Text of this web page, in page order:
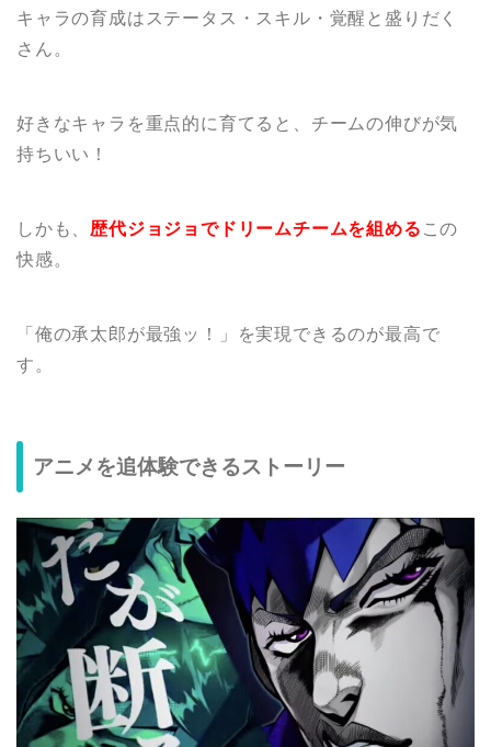
キャラの育成はステータス・スキル・覚醒と盛りだく
さん。
好きなキャラを重点的に育てると、チームの伸びが気
持ちいい！
しかも、歴代ジョジョでドリームチームを組める この
快感。
「俺の承太郎が最強ッ！」を実現できるのが最高で
す。
アニメを追体験できるストーリー